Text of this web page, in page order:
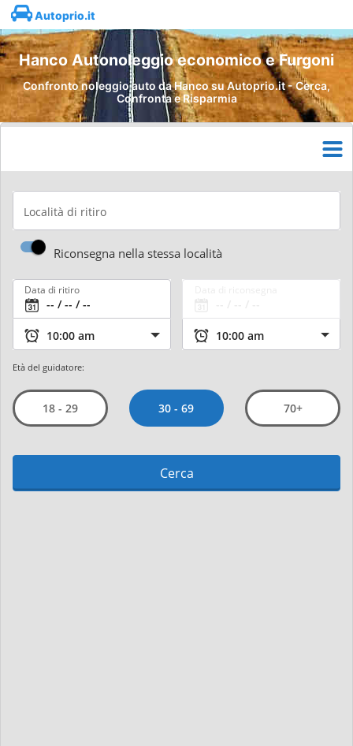
Autoprio.it
Hanco Autonoleggio economico e Furgoni
Confronto noleggio auto da Hanco su Autoprio.it - Cerca,
Confronta e Risparmia
Località di ritiro
Riconsegna nella stessa località
Data di ritiro
Età del guidatore:
18 - 29 30 - 69 70+
Cerca